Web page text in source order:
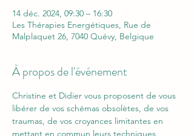
14 déc. 2024, 09:30 – 16:30
Les Thérapies Energétiques, Rue de
Malplaquet 26, 7040 Quévy, Belgique
À propos de l'événement
Christine et Didier vous proposent de vous
libérer de vos schémas obsolètes, de vos
traumas, de vos croyances limitantes en
mettant en commun leurs techniques